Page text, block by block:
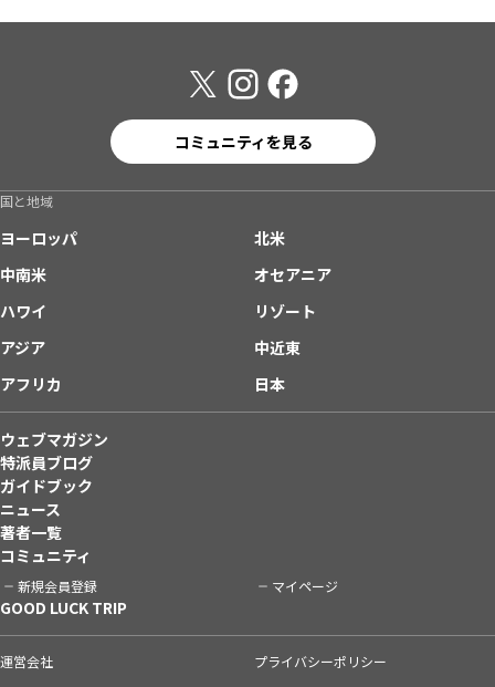
コミュニティを見る
国と地域
ヨーロッパ
北米
中南米
オセアニア
ハワイ
リゾート
アジア
中近東
アフリカ
日本
ウェブマガジン
特派員ブログ
ガイドブック
ニュース
著者一覧
コミュニティ
新規会員登録 マイページ
GOOD LUCK TRIP
運営会社
プライバシーポリシー